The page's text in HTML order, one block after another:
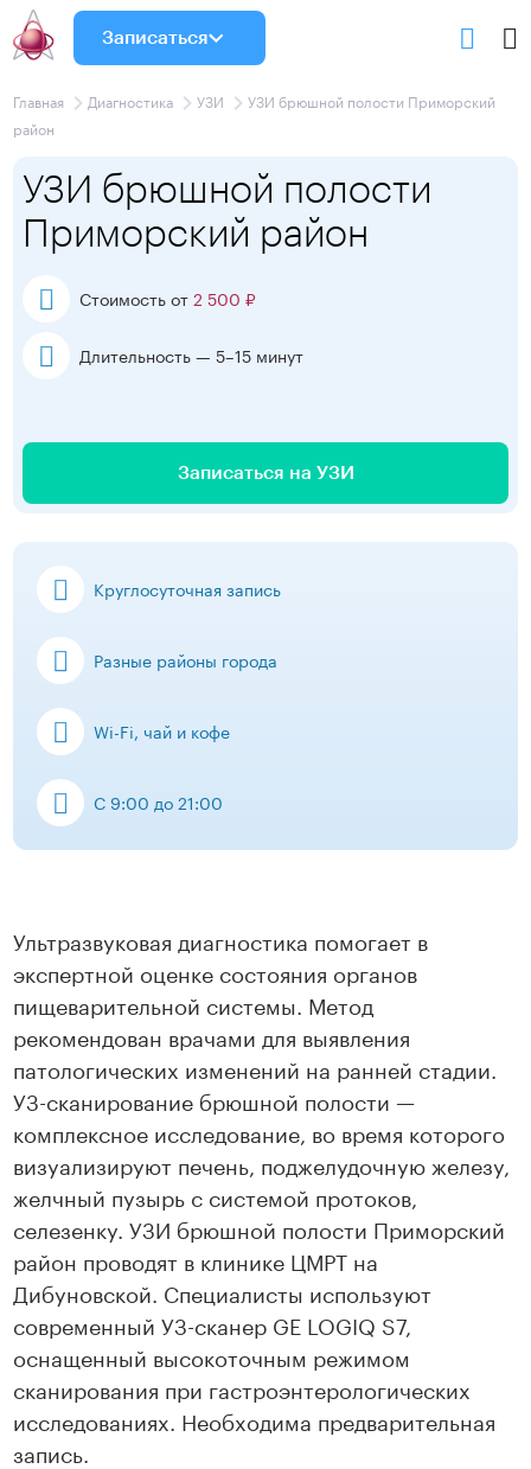
Записаться
Главная Диагностика УЗИ
УЗИ брюшной полости Приморский
район
УЗИ брюшной полости
Приморский район
Стоимость от2 500 ₽
Длительность — 5–15 минут
Записаться на УЗИ
Круглосуточная запись
Разные районы города
Wi-Fi, чай и кофе
С 9:00 до 21:00
Ультразвуковая диагностика помогает в
экспертной оценке состояния органов
пищеварительной системы. Метод
рекомендован врачами для выявления
патологических изменений на ранней стадии.
УЗ-сканирование брюшной полости —
комплексное исследование, во время которого
визуализируют печень, поджелудочную железу,
желчный пузырь с системой протоков,
селезенку. УЗИ брюшной полости Приморский
район проводят в клинике ЦМРТ на
Дибуновской. Специалисты используют
современный УЗ-сканер GE LOGIQ S7,
оснащенный высокоточным режимом
сканирования при гастроэнтерологических
исследованиях. Необходима предварительная
запись.